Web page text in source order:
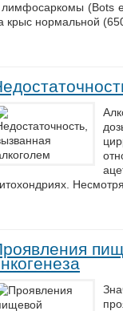
(Bots
крыс нормальной